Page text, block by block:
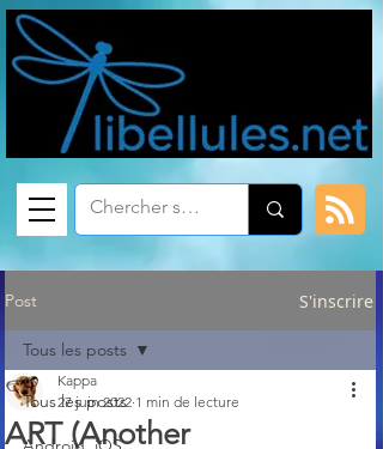
Post S'inscrire
Tous les posts
Tous les posts
ART (Another
Kappa
27 juin 2022 1 min de lecture